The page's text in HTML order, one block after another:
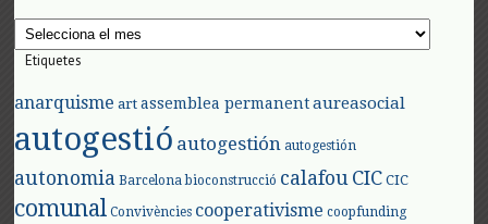
Arxius
Etiquetes
anarquisme art assemblea permanent aureasocial
autogestió autogestión autogestión
autonomia Barcelona bioconstrucció calafouCIC CIC
comunal Convivències cooperativisme coopfunding